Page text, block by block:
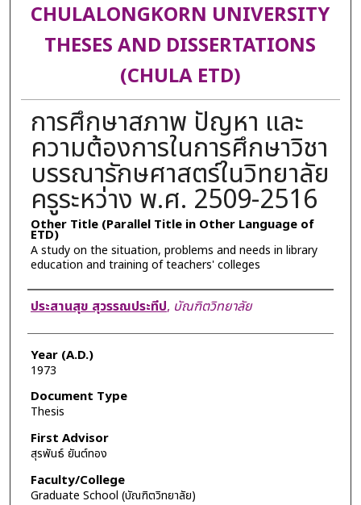
CHULALONGKORN UNIVERSITY
THESES AND DISSERTATIONS
(CHULA ETD)
การศึกษาสภาพ ปัญหา และ
ความต้องการในการศึกษาวิชา
บรรณารักษศาสตร์ในวิทยาลัย
ครูระหว่าง พ.ศ. 2509-2516
Other Title (Parallel Title in Other Language of
ETD)
A study on the situation, problems and needs in library
education and training of teachers' colleges
Author
ประสานสุข สุวรรณประทีป, บัณฑิตวิทยาลัย
Year (A.D.)
1973
Document Type
Thesis
First Advisor
สุรพันธ์ ยันต์ทอง
Faculty/College
Graduate School (บัณฑิตวิทยาลัย)